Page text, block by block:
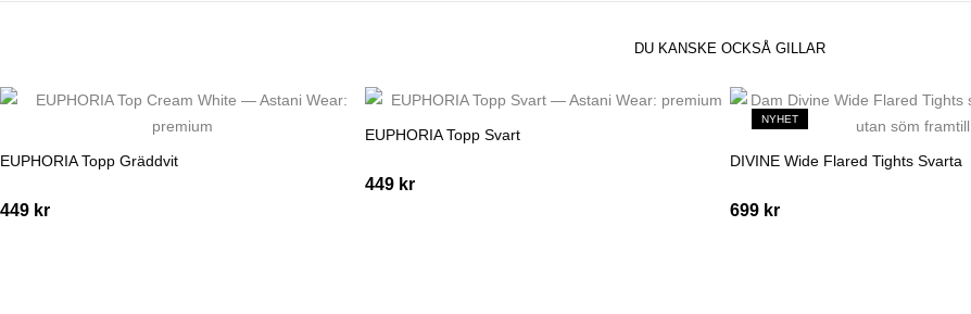
DU KANSKE OCKSÅ GILLAR
EUPHORIA Topp Gräddvit
449 kr
EUPHORIA Topp Svart
449 kr
NYHET
DIVINE Wide Flared Tights Svarta
699 kr